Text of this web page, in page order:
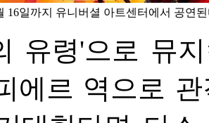
16일까지 유니버셜 아트센터에서 공연
유령'으로 뮤
에르 역으로